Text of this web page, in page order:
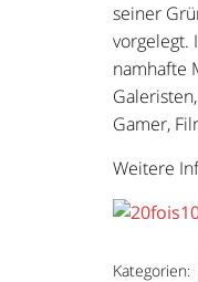
seiner
vorgelegt.
namhafte
Gamer,
Weitere
Kategorien: